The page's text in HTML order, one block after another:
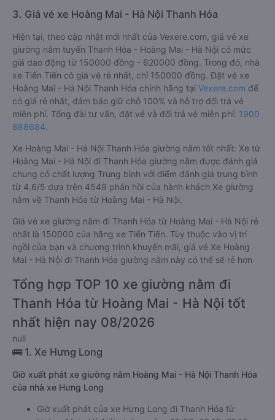
3. Giá vé xe Hoàng Mai - Hà Nội Thanh Hóa
Hiện tại, theo cập nhật mới nhất của Vexere.com, giá vé xe
giường nằm tuyến Thanh Hóa - Hoàng Mai - Hà Nội có mức
giá dao động từ 150000 đồng - 620000 đồng. Trong đó, nhà
xe Tiến Tiến có giá vé rẻ nhất, chỉ 150000 đồng. Đặt vé xe
Hoàng Mai - Hà Nội Thanh Hóa chính hãng tại Vexere.com để
có giá rẻ nhất, đảm bảo giữ chỗ 100% và hỗ trợ đổi trả vé
miễn phí. Tổng đài tư vấn, đặt vé và đổi trả vé miễn phí: 1900
888684.
Xe Hoàng Mai - Hà Nội Thanh Hóa giường nằm tốt nhất: Xe từ
Hoàng Mai - Hà Nội đi Thanh Hóa giường nằm được đánh giá
chung có chất lượng Trung bình với điểm đánh giá trung bình
từ 4.6/5 dựa trên 4549 phản hồi của hành khách Xe giường
nằm về Thanh Hóa từ Hoàng Mai - Hà Nội.
Giá vé xe giường nằm đi Thanh Hóa từ Hoàng Mai - Hà Nội rẻ
nhất là 150000 của hãng xe Tiến Tiến. Tùy thuộc vào vị trí
ngồi của bạn và chương trình khuyến mãi, giá vé Xe Hoàng
Mai - Hà Nội đi Thanh Hóa giường nằm này có thể sẽ rẻ hơn
Tổng hợp TOP 10 xe giường nằm đi
Thanh Hóa từ Hoàng Mai - Hà Nội tốt
nhất hiện nay 08/2026
null
🚌 1. Xe Hưng Long
Giờ xuất phát xe giường nằm Hoàng Mai - Hà Nội Thanh Hóa
của nhà xe Hưng Long
Giờ xuất phát của xe Hưng Long đi Thanh Hóa từ